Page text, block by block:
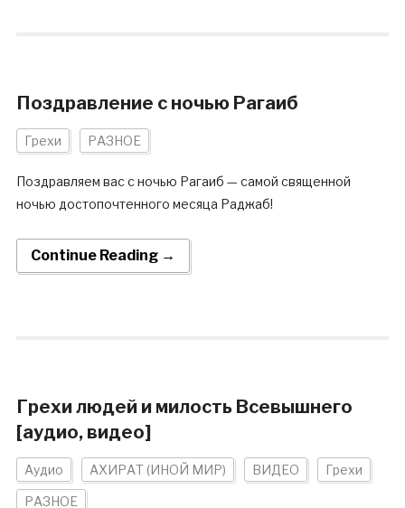
Поздравление с ночью Рагаиб
Грехи РАЗНОЕ
Поздравляем вас с ночью Рагаиб — самой священной
ночью достопочтенного месяца Раджаб!
Continue Reading →
Грехи людей и милость Всевышнего
[аудио, видео]
Аудио АХИРАТ (ИНОЙ МИР) ВИДЕО Грехи
РАЗНОЕ